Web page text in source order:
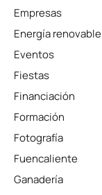
Empresas
Energía renovable
Eventos
Fiestas
Financiación
Formación
Fotografía
Fuencaliente
Ganadería